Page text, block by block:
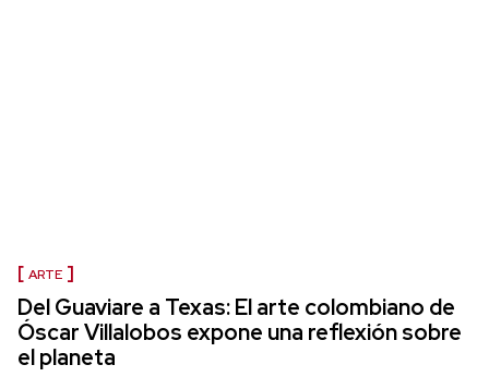
ARTE
Del Guaviare a Texas: El arte colombiano de
Óscar Villalobos expone una reflexión sobre
el planeta